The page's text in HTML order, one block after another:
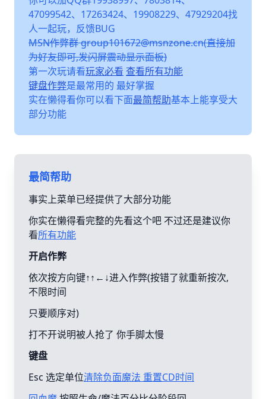
47099542、17263424、19908229、47929204找
人一起玩，反馈BUG
MSN作弊群 group101672@msnzone.cn(直接加
为好友即可,发闪屏震动显示面板)
第一次玩请看玩家必看 查看所有功能
键盘作弊是最常用的 最好掌握
实在懒得看你可以看下面最简帮助基本上能享受大
部分功能
最简帮助
事实上菜单已经提供了大部分功能
你实在懒得看完整的先看这个吧 不过还是建议你
看所有功能
开启作弊
依次按方向键↑↑←↓进入作弊(按错了就重新按次,
不限时间
只要顺序对)
打不开说明被人抢了 你手脚太慢
键盘
Esc 选定单位清除负面魔法 重置CD时间